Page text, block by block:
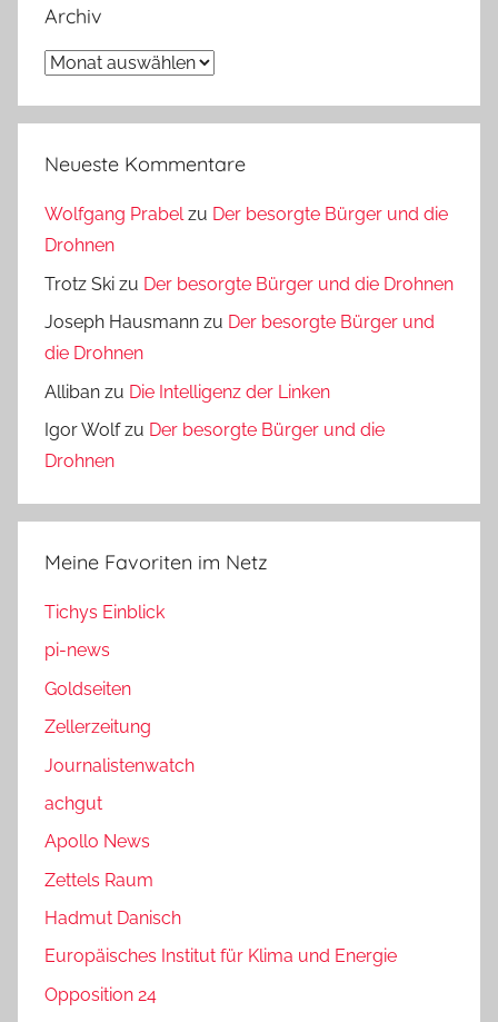
Archiv
Archiv
Neueste Kommentare
Wolfgang Prabelzu Der besorgte Bürger und die
Drohnen
Trotz Ski zu Der besorgte Bürger und die Drohnen
Joseph Hausmann zu Der besorgte Bürger und
die Drohnen
Alliban zu Die Intelligenz der Linken
Igor Wolfzu Der besorgte Bürger und die
Drohnen
Meine Favoriten im Netz
Tichys Einblick
pi-news
Goldseiten
Zellerzeitung
Journalistenwatch
achgut
Apollo News
Zettels Raum
Hadmut Danisch
Europäisches Institut für Klima und Energie
Opposition 24